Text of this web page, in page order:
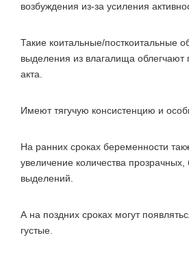
возбуждения из-за усиления
Такие коитальные/посткоитальные
выделения из влагалища облегчают
акта.
Имеют тягучую консистенцию и
На ранних сроках беременности
увеличение количества прозрачных,
выделений.
А на поздних сроках могут
густые.